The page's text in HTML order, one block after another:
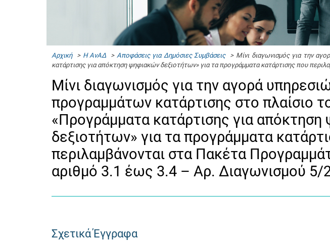
Αρχική> Η ΑνΑΔ > Αποφάσεις για Δημόσιες Συμβάσεις> Μίνι διαγωνισμός για την
κατάρτισης για απόκτηση ψηφιακών δεξιοτήτων» για τα προγράμματα κατάρτισης που
Μίνι διαγωνισμός για την αγορά
προγραμμάτων κατάρτισης στο πλαίσιο
«Προγράμματα κατάρτισης για
δεξιοτήτων» για τα προγράμματα
περιλαμβάνονται στα Πακέτα
αριθμό 3.1 έως 3.4 – Αρ. Διαγωνισμού 5/
Σχετικά Έγγραφα